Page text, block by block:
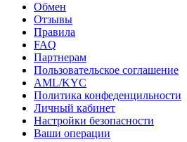
Обмен
Отзывы
Правила
FAQ
Партнерам
Пользовательское соглашение
AML/KYC
Политика конфеденцильности
Личный кабинет
Настройки безопасности
Ваши операции